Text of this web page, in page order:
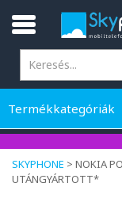
Termékkategóriák
SKYPHONE > NOKIA
UTÁNGYÁRTOTT*